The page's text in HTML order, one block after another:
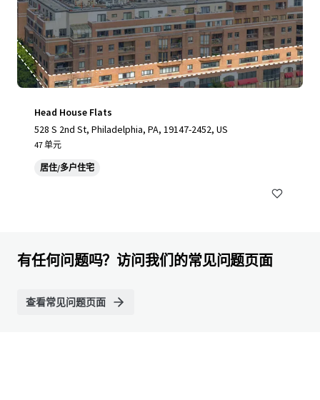
Head House Flats
528 S 2nd St, Philadelphia, PA, 19147-2452, US
47 单元
居住/多户住宅
有任何问题吗？访问我们的常见问题页面
查看常见问题页面